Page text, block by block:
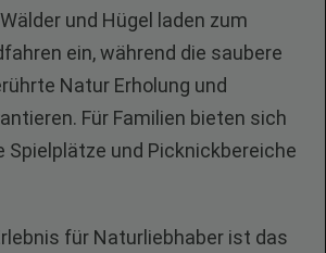
und Hügel laden zum
ein, während die saubere
Natur Erholung und
Für Familien bieten sich
Spielplätze und Picknickbereiche
für Naturliebhaber ist das